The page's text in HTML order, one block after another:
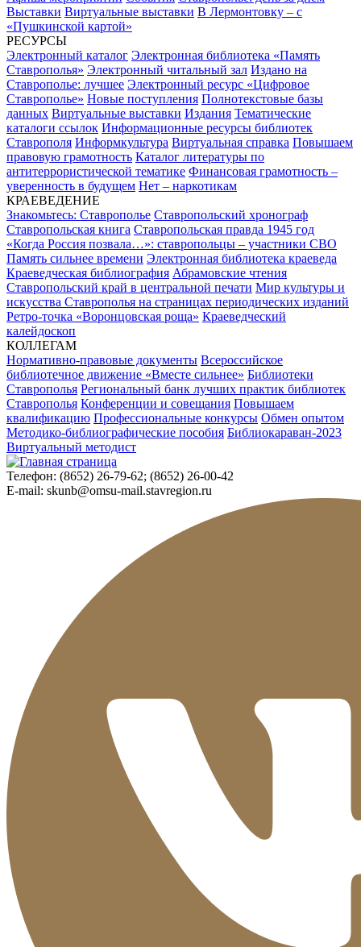
Выставки Виртуальные выставки В Лермонтовку – с
«Пушкинской картой»
РЕСУРСЫ
Электронный каталог Электронная библиотека «Память
Ставрополья» Электронный читальный зал Издано на
Ставрополье: лучшее Электронный ресурс «Цифровое
Ставрополье» Новые поступления Полнотекстовые базы
данных Виртуальные выставки Издания Тематические
каталоги ссылок Информационные ресурсы библиотек
Ставрополя Информкультура Виртуальная справка Повышаем
правовую грамотность Каталог литературы по
антитеррористической тематике Финансовая грамотность –
уверенность в будущем Нет – наркотикам
КРАЕВЕДЕНИЕ
Знакомьтесь: Ставрополье Ставропольский хронограф
Ставропольская книга Ставропольская правда 1945 год
«Когда Россия позвала…»: ставропольцы – участники СВО
Память сильнее времени Электронная библиотека краеведа
Краеведческая библиография Абрамовские чтения
Ставропольский край в центральной печати Мир культуры и
искусства Ставрополья на страницах периодических изданий
Ретро-точка «Воронцовская роща» Краеведческий
калейдоскоп
КОЛЛЕГАМ
Нормативно-правовые документы Всероссийское
библиотечное движение «Вместе сильнее» Библиотеки
Ставрополья Региональный банк лучших практик библиотек
Ставрополья Конференции и совещания Повышаем
квалификацию Профессиональные конкурсы Обмен опытом
Методико-библиографические пособия Библиокараван-2023
Виртуальный методист
Телефон: (8652) 26-79-62; (8652) 26-00-42
E-mail: skunb@omsu-mail.stavregion.ru